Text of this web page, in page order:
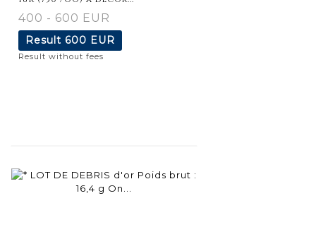
400 - 600 EUR
Result 600 EUR
Result without fees